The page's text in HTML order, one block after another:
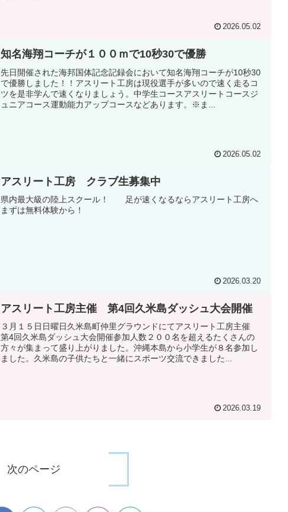
2026.05.02
知名海翔コーチが１００ｍで10秒30で優勝
先日開催された海邦国体記念記録会において知名海翔コーチが10秒30
で優勝しました！！アスリート工房は現役選手が多いので速く走るコ
ツを是非学んで速くなりましょう。中学生コースアスリートコースジ
ュニアコース運動能力アップコースなどあります。※ま...
2026.05.02
アスリート工房 クラブ生募集中
県内最大級の陸上スクール！ 足が速くなるならアスリート工房へ
まずは無料体験から！
2026.03.20
アスリート工房主催 第4回久米島ダッシュ大会開催
３月１５日日曜日久米島町仲里グラウンドにてアスリート工房主催
第4回久米島ダッシュ大会開催参加人数２００名を超えるたくさんの
方々が集まって盛り上がりました。沖縄本島から小学生が８名参加し
ました。久米島の子供たちと一緒にスポーツ交流できました...
2026.03.19
次のページ